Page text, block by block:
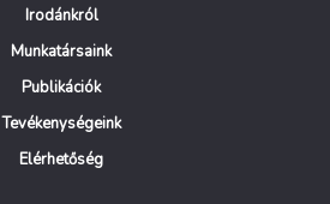
Irodánkról
Munkatársaink
Publikációk
Tevékenységeink
Elérhetőség